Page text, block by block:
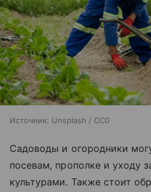
Источник: Unsplash / CC0
Садоводы и огородники
посевам, прополке и уходу
культурами. Также стоит